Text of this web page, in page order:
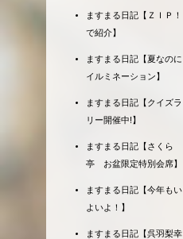
ますまる日記【ＺＩＰ！
で紹介】
ますまる日記【夏なのに
イルミネーション】
ますまる日記【クイズラ
リー開催中!】
ますまる日記【さくら
亭 お盆限定特別会席】
ますまる日記【今年もい
よいよ！】
ますまる日記【呉羽梨幸